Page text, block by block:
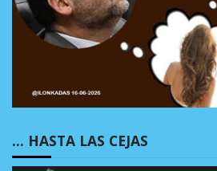
… HASTA LAS CEJAS